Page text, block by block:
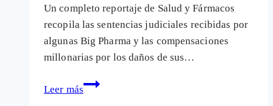
Un completo reportaje de Salud y Fármacos
recopila las sentencias judiciales recibidas por
algunas Big Pharma y las compensaciones
millonarias por los daños de sus…
Leer más
Las